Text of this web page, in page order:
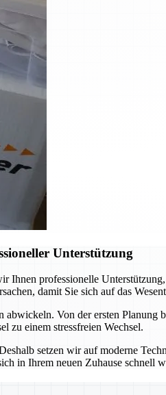
Unterstützung
professionelle
damit Sie sich auf das
Von der ersten
zu einem stressfreien Wechsel.
setzen wir auf moderne
in Ihrem neuen Zuhause schnell